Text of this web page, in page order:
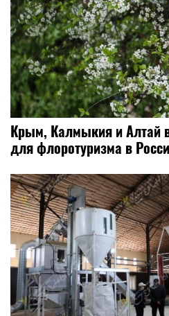
Крым, Калмыкия и Алтай
для флоротуризма в